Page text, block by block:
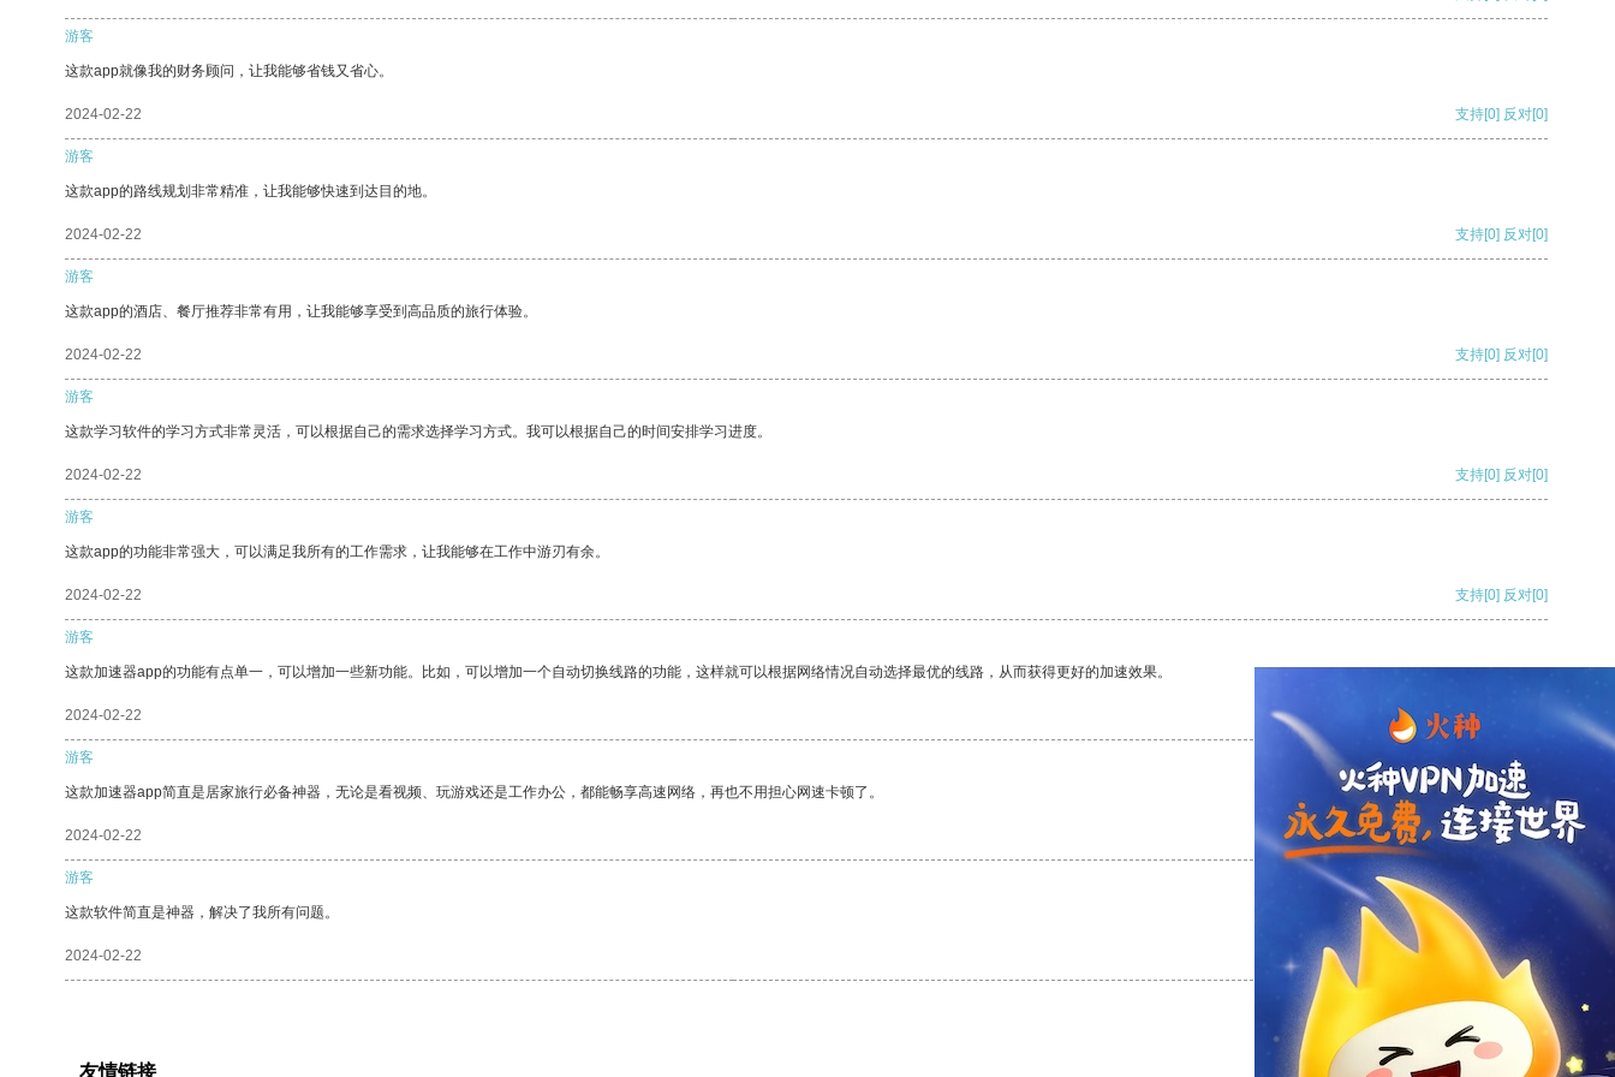
游客
这款app就像我的财务顾问，让我能够省钱又省心。
2024-02-22 支持[0] 反对[0]
游客
这款app的路线规划非常精准，让我能够快速到达目的地。
2024-02-22 支持[0] 反对[0]
游客
这款app的酒店、餐厅推荐非常有用，让我能够享受到高品质的旅行体验。
2024-02-22 支持[0] 反对[0]
游客
这款学习软件的学习方式非常灵活，可以根据自己的需求选择学习方式。我可以根据自己的时间安排学习进度。
2024-02-22 支持[0] 反对[0]
游客
这款app的功能非常强大，可以满足我所有的工作需求，让我能够在工作中游刃有余。
2024-02-22 支持[0] 反对[0]
游客
这款加速器app的功能有点单一，可以增加一些新功能。比如，可以增加一个自动切换线路的功能，这样就可以根据网络情况自动选择最优的线路，从而获得更好的加速效果。
2024-02-22 支持
游客
这款加速器app简直是居家旅行必备神器，无论是看视频、玩游戏还是工作办公，都能畅享高速网络，再也不用担心网速卡顿了。
2024-02-22 支持[0] 反对[0]
游客
这款软件简直是神器，解决了我所有问题。
2024-02-22 支持[0] 反对[0]
友情链接